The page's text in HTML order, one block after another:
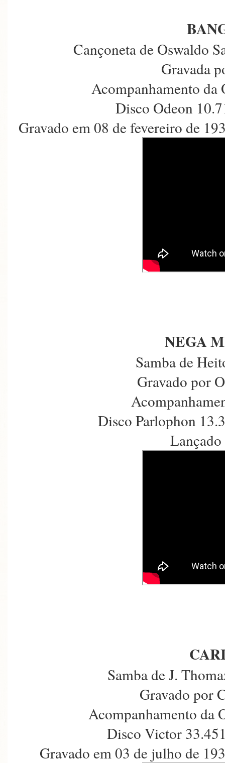
Cançoneta de Oswaldo
Gravada
Acompanhamento da
Disco Odeon
Gravado em 08 de fevereiro de
NEGA
Samba de
Gravado por
Disco Parlophon
Samba de J.
Gravado por
Acompanhamento da
Disco Victor
Gravado em 03 de julho de